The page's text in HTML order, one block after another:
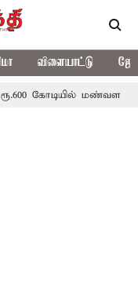
விளையாட்டு
மண்வள பாதுகாப்பு